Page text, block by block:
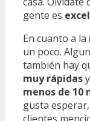
gente es
En cuanto a la
un poco.
también hay
muy rápidas
menos de 10
gusta